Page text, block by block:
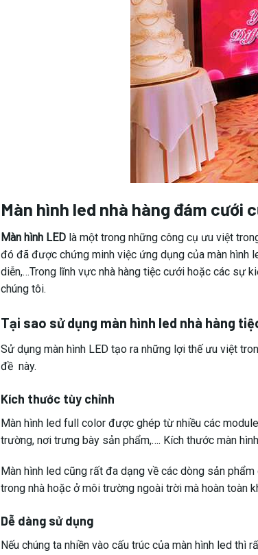
Màn hình led nhà hàng đám cưới
Màn hình LED là một trong những công cụ ưu việt
đó đã được chứng minh việc ứng dụng của màn hình
diễn,…Trong lĩnh vực nhà hàng tiệc cưới hoặc các sự
chúng tôi.
Tại sao sử dụng màn hình led nhà hàng
Sử dụng màn hình LED tạo ra những lợi thế ưu việt
đề này.
Kích thước tùy chỉnh
Màn hình led full color được ghép từ nhiều các
trường, nơi trưng bày sản phẩm,…. Kích thước màn
Màn hình led cũng rất đa dạng về các dòng sản
trong nhà hoặc ở môi trường ngoài trời mà hoàn toàn
Dễ dàng sử dụng
Nếu chúng ta nhiền vào cấu trúc của màn hình led